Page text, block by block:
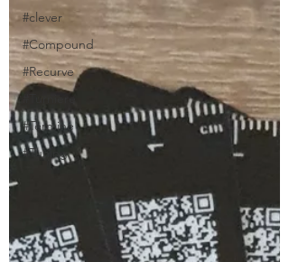
#clever
#Compound
#Recurve
#Termine
#Tuning